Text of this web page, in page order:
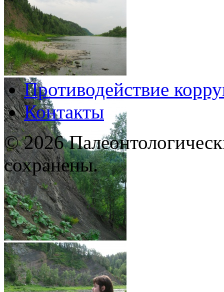
Противодействие
Контакты
© 2026
сохранены.